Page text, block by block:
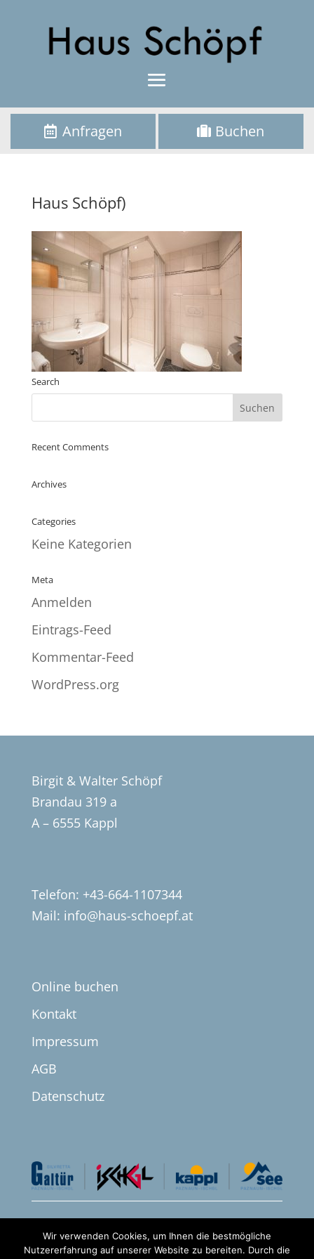
Anfragen Buchen
Haus Schöpf)
Search
Recent Comments
Archives
Categories
Keine Kategorien
Meta
Anmelden
Eintrags-Feed
Kommentar-Feed
WordPress.org
Birgit & Walter Schöpf
Brandau 319 a
A – 6555 Kappl
Telefon: +43-664-1107344
Mail: info@haus-schoepf.at
Online buchen
Kontakt
Impressum
AGB
Datenschutz
 
Wir verwenden Cookies, um Ihnen die bestmögliche
Nutzererfahrung auf unserer Website zu bereiten. Durch die